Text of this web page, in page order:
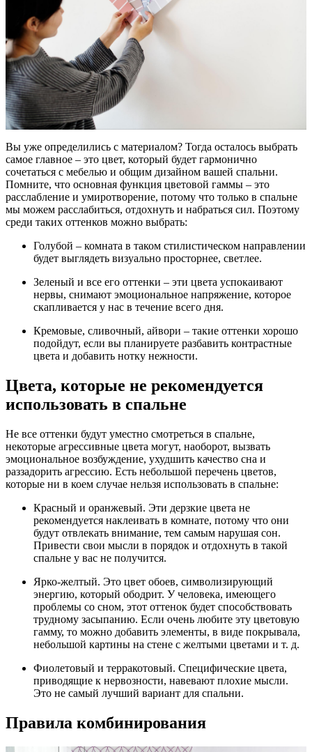
Вы уже определились с материалом? Тогда осталось выбрать
самое главное – это цвет, который будет гармонично
сочетаться с мебелью и общим дизайном вашей спальни.
Помните, что основная функция цветовой гаммы – это
расслабление и умиротворение, потому что только в спальне
мы можем расслабиться, отдохнуть и набраться сил. Поэтому
среди таких оттенков можно выбрать:
Голубой – комната в таком стилистическом направлении
будет выглядеть визуально просторнее, светлее.
Зеленый и все его оттенки – эти цвета успокаивают
нервы, снимают эмоциональное напряжение, которое
скапливается у нас в течение всего дня.
Кремовые, сливочный, айвори – такие оттенки хорошо
подойдут, если вы планируете разбавить контрастные
цвета и добавить нотку нежности.
Цвета, которые не рекомендуется
использовать в спальне
Не все оттенки будут уместно смотреться в спальне,
некоторые агрессивные цвета могут, наоборот, вызвать
эмоциональное возбуждение, ухудшить качество сна и
раззадорить агрессию. Есть небольшой перечень цветов,
которые ни в коем случае нельзя использовать в спальне:
Красный и оранжевый. Эти дерзкие цвета не
рекомендуется наклеивать в комнате, потому что они
будут отвлекать внимание, тем самым нарушая сон.
Привести свои мысли в порядок и отдохнуть в такой
спальне у вас не получится.
Ярко-желтый. Это цвет обоев, символизирующий
энергию, который ободрит. У человека, имеющего
проблемы со сном, этот оттенок будет способствовать
трудному засыпанию. Если очень любите эту цветовую
гамму, то можно добавить элементы, в виде покрывала,
небольшой картины на стене с желтыми цветами и т. д.
Фиолетовый и терракотовый. Специфические цвета,
приводящие к нервозности, навевают плохие мысли.
Это не самый лучший вариант для спальни.
Правила комбинирования